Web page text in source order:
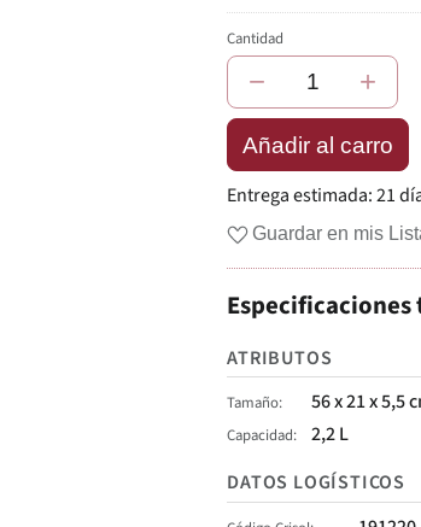
Cantidad
− +
Añadir al carro
Entrega estimada:21
Guardar en mis
Especificaciones
ATRIBUTOS
Tamaño 56 x 21 x 5,5
Capacidad
2,2 L
DATOS LOGÍSTICOS